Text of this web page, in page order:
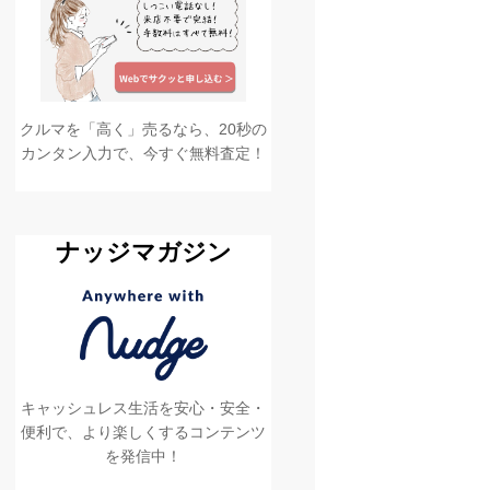
クルマを「高く」売るなら、20秒の
カンタン入力で、今すぐ無料査定！
ナッジマガジン
キャッシュレス生活を安心・安全・
便利で、より楽しくするコンテンツ
を発信中！